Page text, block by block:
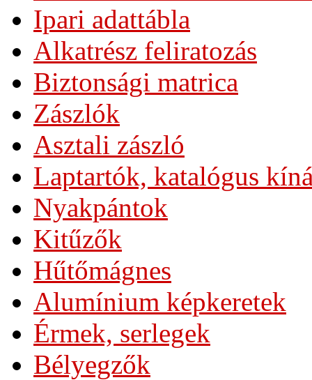
Ipari adattábla
Alkatrész feliratozás
Biztonsági matrica
Zászlók
Asztali zászló
Laptartók, katalógus
Nyakpántok
Kitűzők
Hűtőmágnes
Alumínium képkeretek
Érmek, serlegek
Bélyegzők